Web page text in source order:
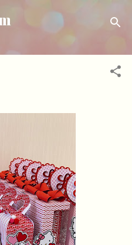
principal